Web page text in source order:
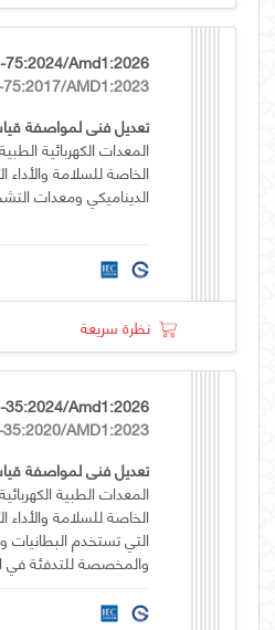
Amd1:2026
AMD1:2023
تعديل فني لمواصفة
الخاصة للسلامة
الديناميكي ومعدات
نظرة سريعة
Amd1:2026
AMD1:2023
تعديل فني لمواصفة
الخاصة للسلامة والأداء
التي تستخدم البطانيات
والمخصصة للتدفئة في